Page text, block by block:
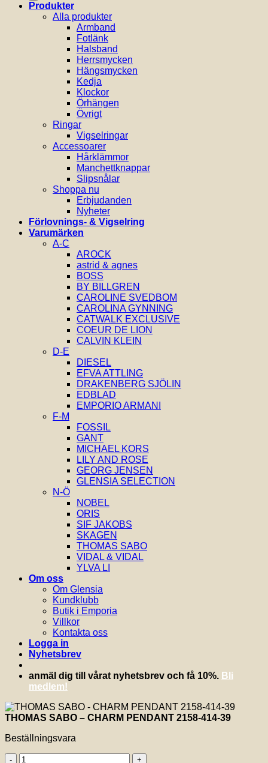
Produkter
Alla produkter
Armband
Fotlänk
Halsband
Herrsmycken
Hängsmycken
Kedja
Klockor
Örhängen
Övrigt
Ringar
Vigselringar
Accessoarer
Hårklämmor
Manchettknappar
Slipsnålar
Shoppa nu
Erbjudanden
Nyheter
Förlovnings- & Vigselring
Varumärken
A-C
AROCK
astrid & agnes
BOSS
BY BILLGREN
CAROLINE SVEDBOM
CAROLINA GYNNING
CATWALK EXCLUSIVE
COEUR DE LION
CALVIN KLEIN
D-E
DIESEL
EFVA ATTLING
DRAKENBERG SJÖLIN
EDBLAD
EMPORIO ARMANI
F-M
FOSSIL
GANT
MICHAEL KORS
LILY AND ROSE
GEORG JENSEN
GLENSIA SELECTION
N-Ö
NOBEL
ORIS
SIF JAKOBS
SKAGEN
THOMAS SABO
VIDAL & VIDAL
YLVA LI
Om oss
Om Glensia
Kundklubb
Butik i Emporia
Villkor
Kontakta oss
Logga in
Nyhetsbrev
anmäl dig till vårat nyhetsbrev och få 10%. Bli
medlem!
THOMAS SABO – CHARM PENDANT 2158-414-39
Beställningsvara
THOMAS